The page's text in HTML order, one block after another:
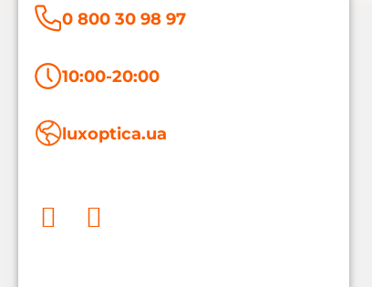
0 800 30 98 97
10:00-20:00
luxoptica.ua
c
s